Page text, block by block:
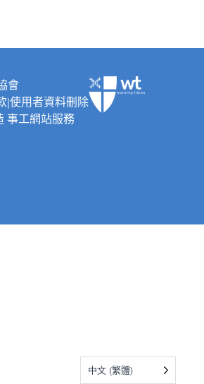
會
|使用者資料刪除
事工網站服務
中文 (繁體)